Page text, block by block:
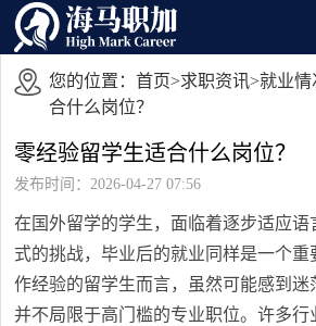
您的位置： 首页>求职资讯>就业情
合什么岗位？
零经验留学生适合什么岗位？
发布时间：2026-04-27 07:56
在国外留学的学生，面临着逐步适应语
式的挑战，毕业后的就业同样是一个重
作经验的留学生而言，虽然可能感到
并不局限于高门槛的专业职位。许多